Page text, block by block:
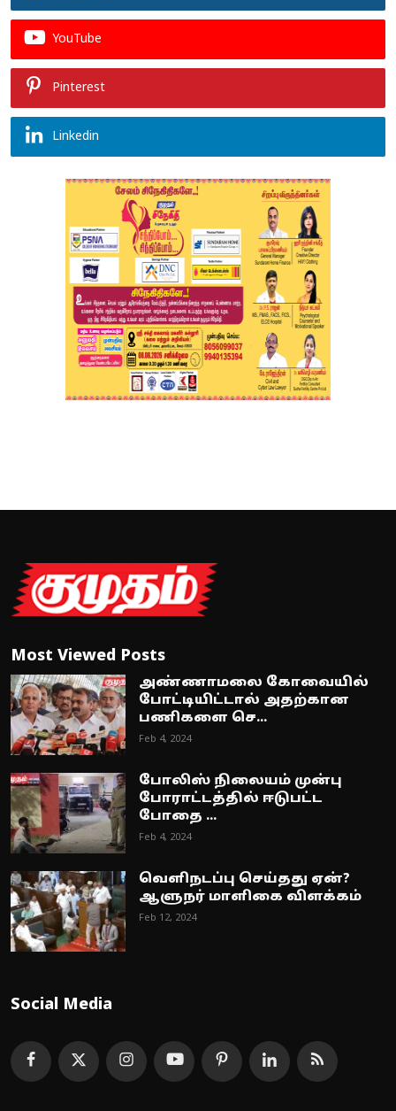
YouTube
Pinterest
Linkedin
Most Viewed Posts
அண்ணாமலை கோவையில்
போட்டியிட்டால் அதற்கான
பணிகளை செ...
Feb 4, 2024
போலிஸ் நிலையம் முன்பு
போராட்டத்தில் ஈடுபட்ட
போதை ...
Feb 4, 2024
வெளிநடப்பு செய்தது ஏன்?
ஆளுநர் மாளிகை விளக்கம்
Feb 12, 2024
Social Media